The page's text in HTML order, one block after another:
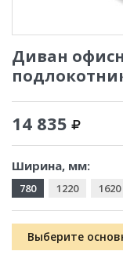
Диван
14 835
Ширина, мм:
780 1220 1620
Выберите